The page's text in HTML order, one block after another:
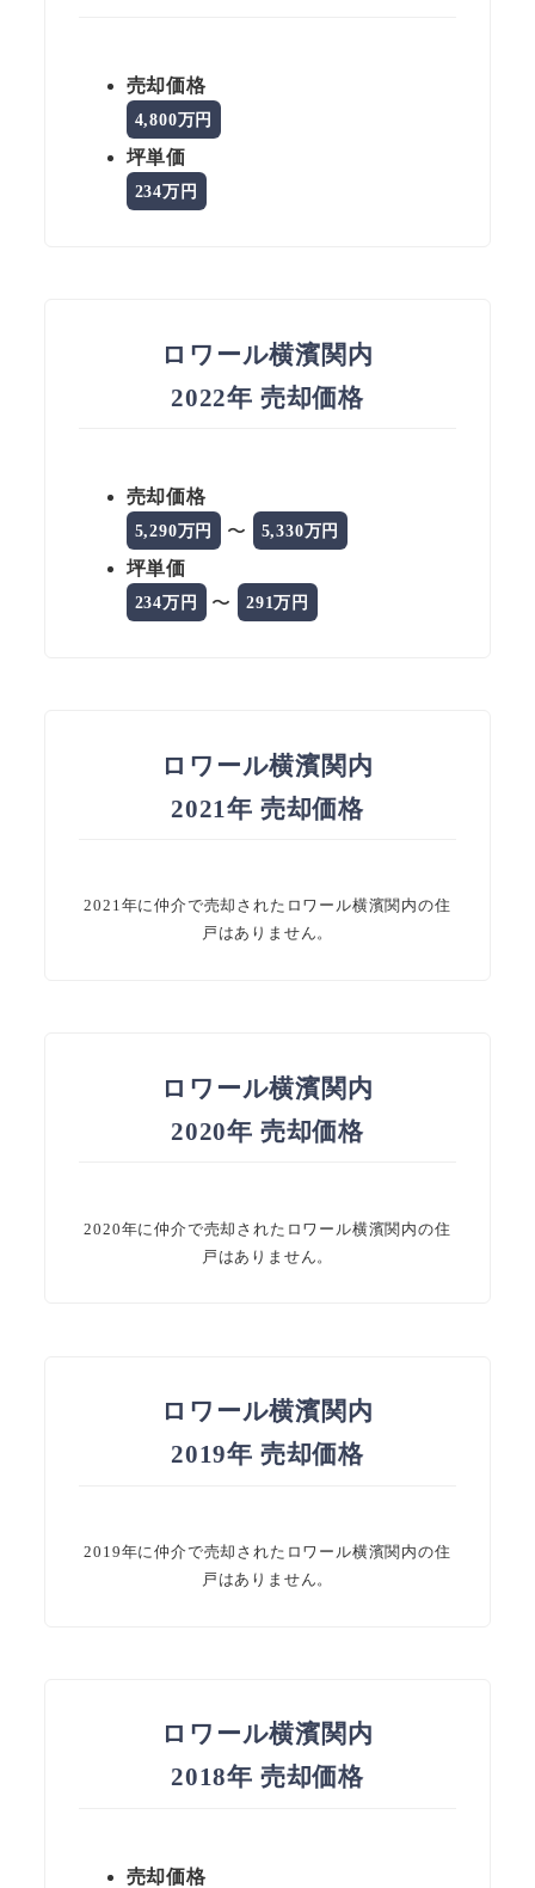
売却価格
4,800万円
坪単価
234万円
ロワール横濱関内
2022年 売却価格
売却価格
5,290万円 〜 5,330万円
坪単価
234万円 〜 291万円
ロワール横濱関内
2021年 売却価格
2021年に仲介で売却されたロワール横濱関内の住
戸はありません。
ロワール横濱関内
2020年 売却価格
2020年に仲介で売却されたロワール横濱関内の住
戸はありません。
ロワール横濱関内
2019年 売却価格
2019年に仲介で売却されたロワール横濱関内の住
戸はありません。
ロワール横濱関内
2018年 売却価格
売却価格